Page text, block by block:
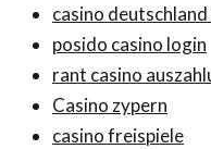
casino
posido casino login
rant casino
Casino zypern
casino freispiele